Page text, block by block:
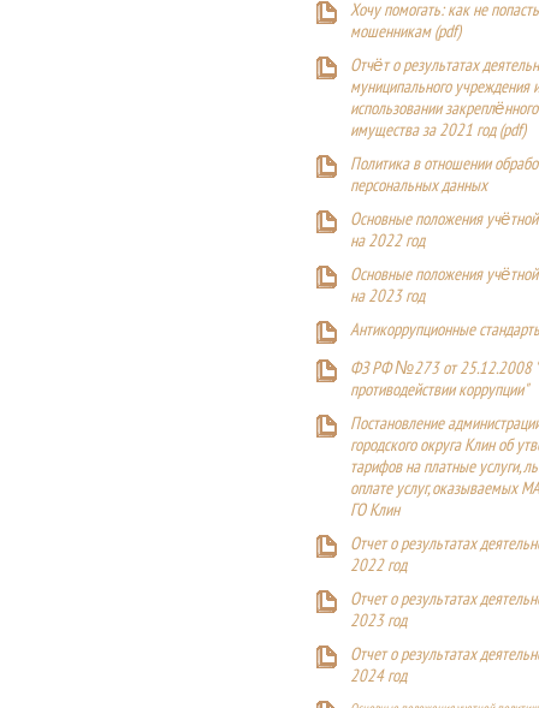
Хочу помогать: как не
мошенникам (pdf)
Отчёт о результатах
муниципального учреждения
использовании
имущества за 2021 год (pdf)
Политика в отношении
персональных данных
Основные положения
на 2022 год
Основные положения
на 2023 год
Антикоррупционные
ФЗ РФ №273 от 25.12.2008
противодействии коррупции"
Постановление
городского округа Клин об
тарифов на платные услуги,
оплате услуг, оказываемых
ГО Клин
Отчет о результатах
2022 год
Отчет о результатах
2023 год
Отчет о результатах
2024 год